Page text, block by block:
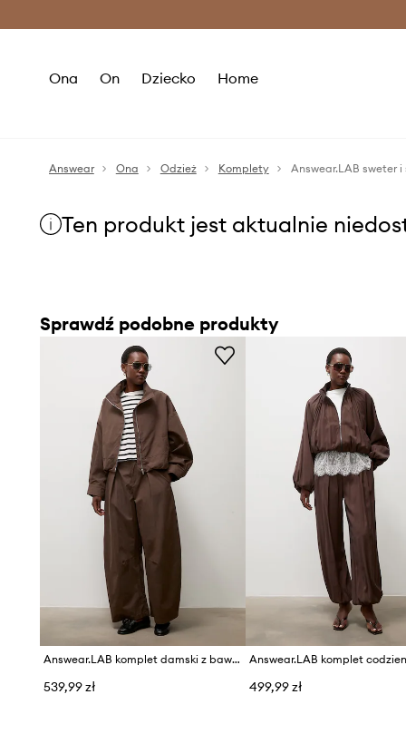
Ona On Dziecko Home
Answear Ona Odzież Komplety Answear.LAB sweter
Ten produkt jest aktualnie
Sprawdź podobne produkty
Answear.LAB komplet damski z bawełną
539,99 zł 499,99 zł